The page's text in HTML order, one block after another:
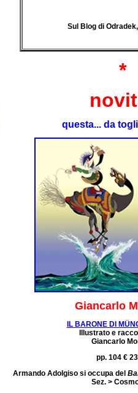
Sul Blog di
*
questa... da
Giancarlo
IL BARONE DI
Illustrato e
Giancarlo
pp. 104 €
Armando Adolgiso si occupa del
Sez. >